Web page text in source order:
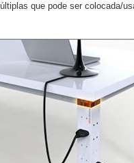
que pode ser colocada/